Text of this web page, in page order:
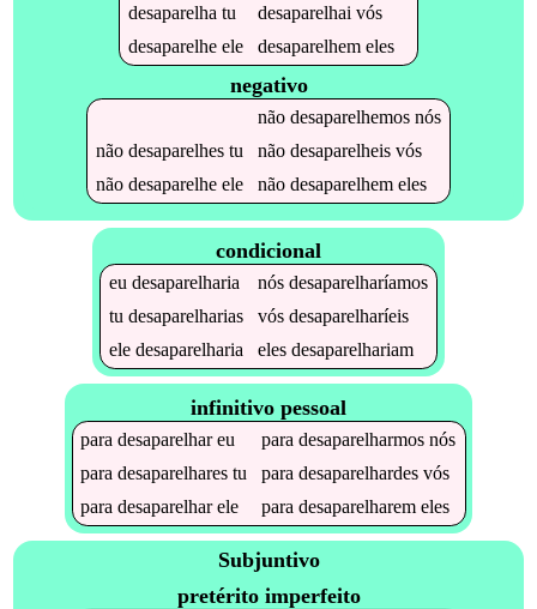
desaparelha tu desaparelhai vós
desaparelheele desaparelhemeles
negativo
não desaparelhemosnós
não desaparelhestu não desaparelheisvós
não desaparelheele não desaparelhemeles
condicional
eu desaparelharia nós desaparelharíamos
tu desaparelharias vós desaparelharíeis
ele desaparelharia eles desaparelhariam
infinitivo pessoal
paradesaparelhareu paradesaparelharmos nós
paradesaparelhares tu paradesaparelhardes vós
paradesaparelharele paradesaparelharem eles
Subjuntivo
pretérito imperfeito